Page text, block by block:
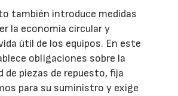
también introduce medidas
la economía circular y
útil de los equipos. En este
obligaciones sobre la
de piezas de repuesto, fija
para su suministro y exige